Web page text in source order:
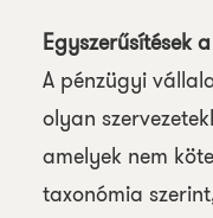
Egyszerűsítések
A pénzügyi
olyan
amelyek nem
taxonómia